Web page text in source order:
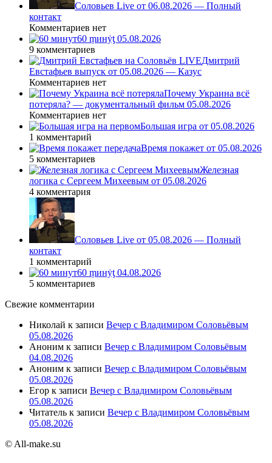
Соловьев Live от 06.08.2026 — Полный
контакт
Комментариев нет
60 ṃинẏƫ 05.08.2026
9 комментариев
Дмитрий
Евстафьев выпуск от 05.08.2026 — Казус
Комментариев нет
Почему Украина всё
потеряла? — документальный фильм 05.08.2026
Комментариев нет
Большая игра от 05.08.2026
1 комментарий
Время покажет от 05.08.2026
5 комментариев
Железная
логика с Сергеем Михеевым от 05.08.2026
4 комментария
Соловьев Live от 05.08.2026 — Полный
контакт
1 комментарий
60 ṃинẏƫ 04.08.2026
5 комментариев
Свежие комментарии
Николай к записи Вечер с Владимиром Соловьёвым
05.08.2026
Аноним к записи Вечер с Владимиром Соловьёвым
04.08.2026
Аноним к записи Вечер с Владимиром Соловьёвым
05.08.2026
Егор к записи Вечер с Владимиром Соловьёвым
05.08.2026
Читатель к записи Вечер с Владимиром Соловьёвым
05.08.2026
© All-make.su